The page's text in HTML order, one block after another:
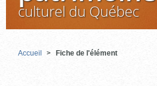
culturel du Québec
Accueil Fiche de l'élément